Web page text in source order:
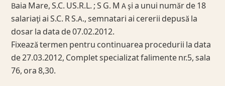
Baia Mare, S.C. US.R.L. ; S G. M A şi a unui număr de 18
salariaţi ai S.C. R S.A., semnatari ai cererii depusă la
dosar la data de 07.02.2012.
Fixează termen pentru continuarea procedurii la data
de 27.03.2012, Complet specializat falimente nr.5, sala
76, ora 8,30.